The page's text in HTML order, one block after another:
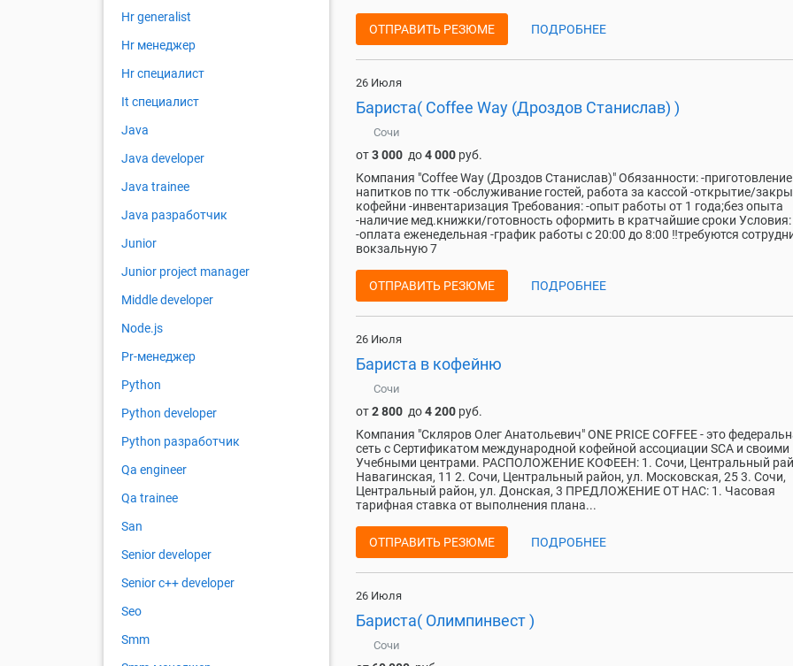
ОТПРАВИТЬ РЕЗЮМЕ ПОДРОБНЕЕ
26 Июля
Бариста( Coffee Way (Дроздов Станислав) )
Сочи
от3 000 до4 000 руб.
Компания "Coffee Way (Дроздов Станислав)" Обязанности: -приготовление
напитков по ттк -обслуживание гостей, работа за кассой -открытие/
кофейни -инвентаризация Требования: -опыт работы от 1 года;без опыта
-наличие мед.книжки/готовность оформить в кратчайшие сроки Условия:
-оплата еженедельная -график работы с 20:00 до 8:00 ‼️требуются
вокзальную 7
ОТПРАВИТЬ РЕЗЮМЕ ПОДРОБНЕЕ
26 Июля
Бариста в кофейню
Сочи
от2 800 до4 200 руб.
Компания "Скляров Олег Анатольевич" ONE PRICE COFFEE - это
сеть с Сертификатом международной кофейной ассоциации SCA и своими
Учебными центрами. РАСПОЛОЖЕНИЕ КОФЕЕН: 1. Сочи, Центральный
Навагинская, 11 2. Сочи, Центральный район, ул. Московская, 25 3. Сочи,
Центральный район, ул. Донская, 3 ПРЕДЛОЖЕНИЕ ОТ НАС: 1. Часовая
тарифная ставка от выполнения плана...
ОТПРАВИТЬ РЕЗЮМЕ ПОДРОБНЕЕ
26 Июля
Бариста( Олимпинвест )
Сочи
Hr generalist
Hr менеджер
Hr специалист
It специалист
Java
Java developer
Java trainee
Java разработчик
Junior
Junior project manager
Middle developer
Node.js
Pr-менеджер
Python
Python developer
Python разработчик
Qa engineer
Qa trainee
San
Senior developer
Senior с++ developer
Seo
Smm